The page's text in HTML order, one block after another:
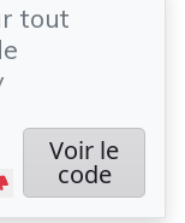
tout
Voir le
code